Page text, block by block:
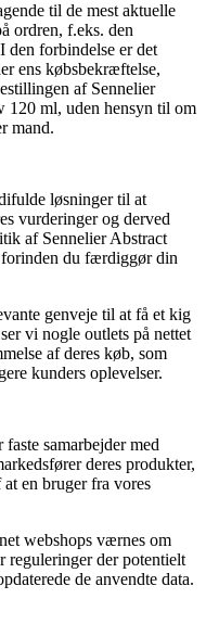
til de mest aktuelle
ordren, f.eks. den
forbindelse er det
ens købsbekræftelse,
af Sennelier
120 ml, uden hensyn til om
mand.
løsninger til at
vurderinger og derved
af Sennelier Abstract
du færdiggør din
genveje til at få et kig
vi nogle outlets på nettet
af deres køb, som
kunders oplevelser.
samarbejder med
deres produkter,
en bruger fra vores
webshops værnes om
reguleringer der potentielt
de anvendte data.